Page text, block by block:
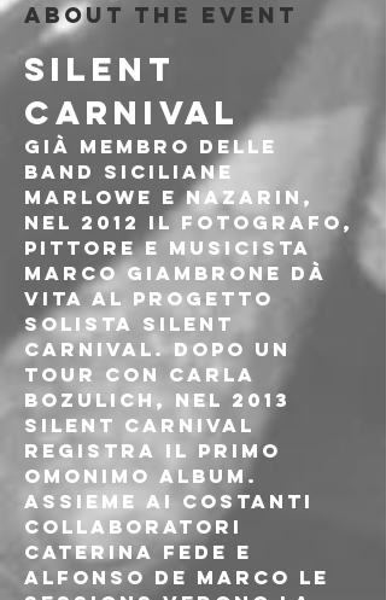
About the event
SILENT
CARNIVAL
Già membro delle
band siciliane
Marlowe e Nazarin,
nel 2012 il fotografo,
pittore e musicista
Marco Giambrone dà
vita al progetto
solista Silent
Carnival. Dopo un
tour con Carla
Bozulich, nel 2013
Silent Carnival
registra il primo
omonimo album.
Assieme ai costanti
collaboratori
Caterina Fede e
Alfonso De Marco le